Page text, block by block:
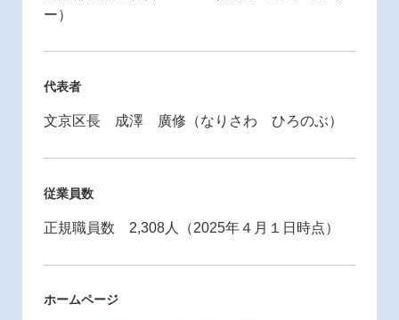
ー）
代表者
文京区長 成澤 廣修（なりさわ ひろのぶ）
従業員数
正規職員数 2,308人（2025年４月１日時点）
ホームページ